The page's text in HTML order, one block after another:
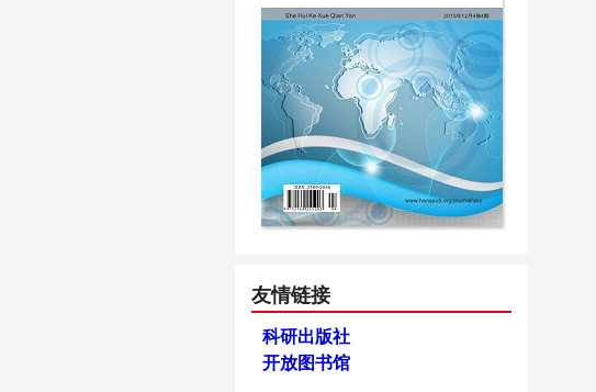
友情链接
科研出版社
开放图书馆